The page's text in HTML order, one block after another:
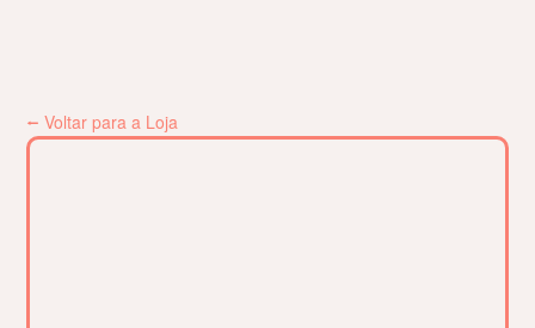
⭠ Voltar para a Loja